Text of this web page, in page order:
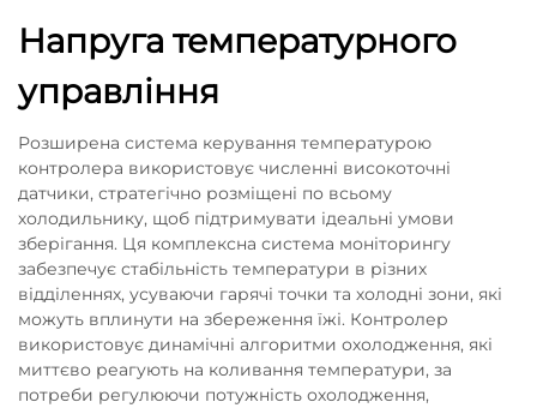
Напруга температурного
управління
Розширена система керування температурою
контролера використовує численні високоточні
датчики, стратегічно розміщені по всьому
холодильнику, щоб підтримувати ідеальні умови
зберігання. Ця комплексна система моніторингу
забезпечує стабільність температури в різних
відділеннях, усуваючи гарячі точки та холодні зони, які
можуть вплинути на збереження їжі. Контролер
використовує динамічні алгоритми охолодження, які
миттєво реагують на коливання температури, за
потреби регулюючи потужність охолодження,